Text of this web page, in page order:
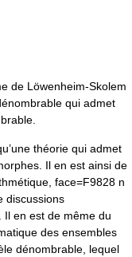
de Löwenheim-Skolem
qui admet
théorie qui admet
Il en est ainsi de
face=F9828 n
discussions
Il en est de même du
des ensembles
dénombrable, lequel